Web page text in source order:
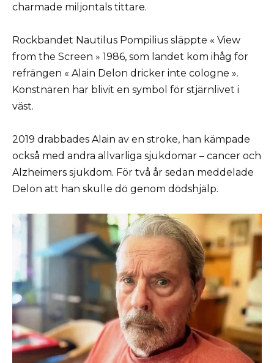
charmade miljontals tittare.
Rockbandet Nautilus Pompilius släppte « View
from the Screen » 1986, som landet kom ihåg för
refrängen « Alain Delon dricker inte cologne ».
Konstnären har blivit en symbol för stjärnlivet i
väst.
2019 drabbades Alain av en stroke, han kämpade
också med andra allvarliga sjukdomar – cancer och
Alzheimers sjukdom. För två år sedan meddelade
Delon att han skulle dö genom dödshjälp.